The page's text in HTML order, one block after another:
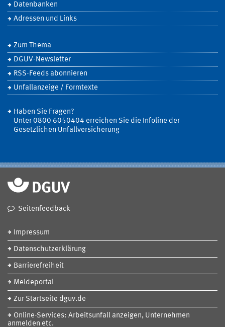
Datenbanken
Adressen und Links
Zum Thema
DGUV-Newsletter
RSS-Feeds abonnieren
Unfallanzeige / Formtexte
Haben Sie Fragen?
Unter 0800 6050404 erreichen Sie die Infoline der
Gesetzlichen Unfallversicherung
Seitenfeedback
Impressum
Datenschutzerklärung
Barrierefreiheit
Meldeportal
Zur Startseite dguv.de
Online-Services: Arbeitsunfall anzeigen, Unternehmen
anmelden etc.